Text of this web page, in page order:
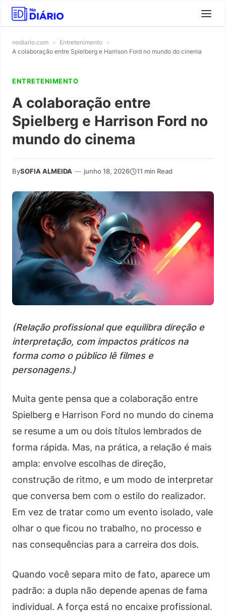
nodiario.com » Entretenimento »
A colaboração entre Spielberg e Harrison Ford no mundo do cinema
ENTRETENIMENTO
A colaboração entre
Spielberg e Harrison Ford no
mundo do cinema
BySOFIA ALMEIDA — junho 18, 2026 11 min Read
(Relação profissional que equilibra direção e
interpretação, com impactos práticos na
forma como o público lê filmes e
personagens.)
Muita gente pensa que a colaboração entre
Spielberg e Harrison Ford no mundo do cinema
se resume a um ou dois títulos lembrados de
forma rápida. Mas, na prática, a relação é mais
ampla: envolve escolhas de direção,
construção de ritmo, e um modo de interpretar
que conversa bem com o estilo do realizador.
Em vez de tratar como um evento isolado, vale
olhar o que ficou no trabalho, no processo e
nas consequências para a carreira dos dois.
Quando você separa mito de fato, aparece um
padrão: a dupla não depende apenas de fama
individual. A força está no encaixe profissional.